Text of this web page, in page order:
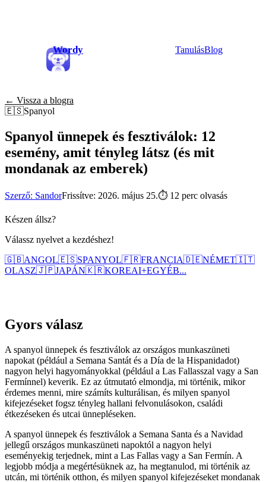
Wordy TanulásBlog
← Vissza a blogra
🇪🇸Spanyol
Spanyol ünnepek és fesztiválok: 12
esemény, amit tényleg látsz (és mit
mondanak az emberek)
Szerző: SandorFrissítve: 2026. május 25.⏱ 12 perc olvasás
Készen állsz?
Válassz nyelvet a kezdéshez!
🇬🇧ANGOL🇪🇸SPANYOL🇫🇷FRANCIA🇩🇪NÉMET🇮🇹
OLASZ🇯🇵JAPÁN🇰🇷KOREAI+EGYÉB...
Gyors válasz
A spanyol ünnepek és fesztiválok az országos munkaszüneti
napokat (például a Semana Santát és a Día de la Hispanidadot)
nagyon helyi hagyományokkal (például a Las Fallasszal vagy a San
Fermínnel) keverik. Ez az útmutató elmondja, mi történik, mikor
érdemes menni, mire számíts kulturálisan, és milyen spanyol
kifejezéseket fogsz tényleg hallani felvonulásokon, családi
étkezéseken és utcai ünnepléseken.
A spanyol ünnepek és fesztiválok a Semana Santa és a Navidad
jellegű országos munkaszüneti napoktól a nagyon helyi
eseményekig terjednek, mint a Las Fallas vagy a San Fermín. A
legjobb módja a megértésüknek az, ha megtanulod, mi történik az
utcán, mi történik otthon, és milyen spanyol kifejezéseket mondanak